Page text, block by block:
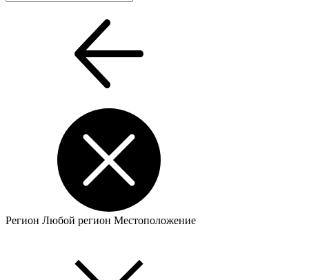
Регион Любой регион Местоположение